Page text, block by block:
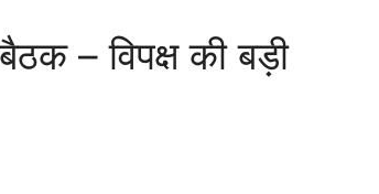
– विपक्ष की बड़ी